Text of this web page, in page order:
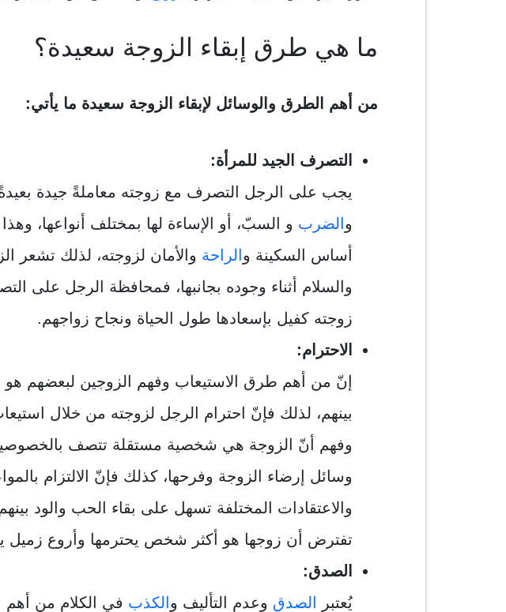
ما هي طرق إبقاء الزوجة سعيدة؟
من أهم الطرق والوسائل لإبقاء الزوجة سعيدة ما يأتي:
التصرف الجيد للمرأة:
يجب على الرجل التصرف مع زوجته معاملةً جيدة
و الضرب و السبّ، أو الإساءة لها بمختلف أنواعها،
أساس السكينة و الراحة والأمان لزوجته، لذلك تشعر
والسلام أثناء وجوده بجانبها، فمحافظة الرجل على
زوجته كفيل بإسعادها طول الحياة ونجاح زواجهم.
الاحترام:
إنّ من أهم طرق الاستيعاب وفهم الزوجين لبعضهم هو
بينهم، لذلك فإنّ احترام الرجل لزوجته من خلال
وفهم أنّ الزوجة هي شخصية مستقلة تتصف
وسائل إرضاء الزوجة وفرحها، كذلك فإنّ الالتزام
والاعتقادات المختلفة تسهل على بقاء الحب والود
تفترض أن زوجها هو أكثر شخص يحترمها وأروع زميل
الصدق:
يُعتبر
الصدق وعدم التأليف و الكذب في الكلام من أهم